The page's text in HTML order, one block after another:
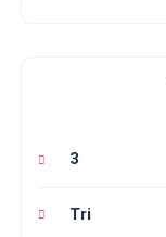
3
Tri